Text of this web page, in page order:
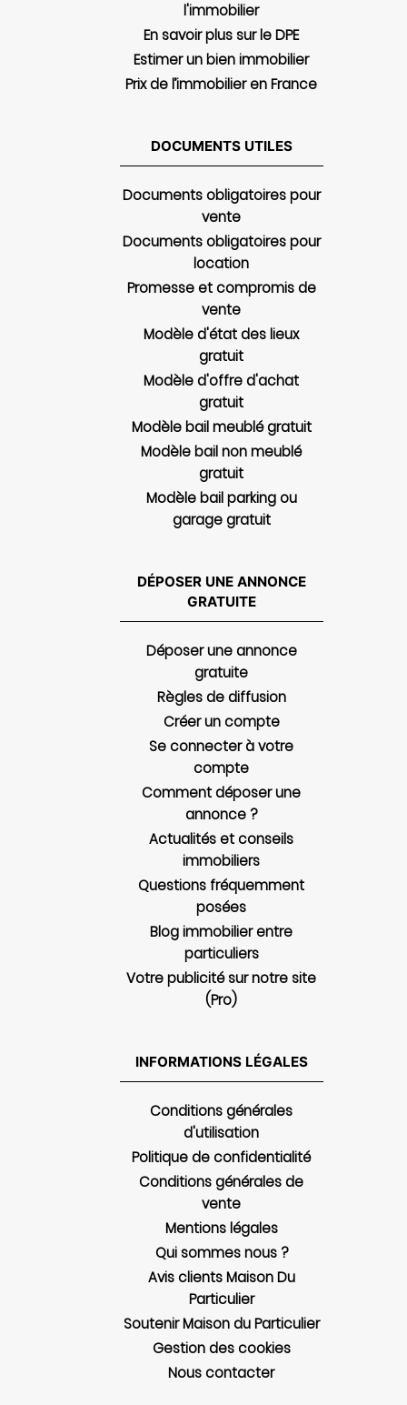
l'immobilier
En savoir plus sur le DPE
Estimer un bien immobilier
Prix de l’immobilier en France
DOCUMENTS UTILES
Documents obligatoires pour
vente
Documents obligatoires pour
location
Promesse et compromis de
vente
Modèle d'état des lieux
gratuit
Modèle d'offre d'achat
gratuit
Modèle bail meublé gratuit
Modèle bail non meublé
gratuit
Modèle bail parking ou
garage gratuit
DÉPOSER UNE ANNONCE
GRATUITE
Déposer une annonce
gratuite
Règles de diffusion
Créer un compte
Se connecter à votre
compte
Comment déposer une
annonce ?
Actualités et conseils
immobiliers
Questions fréquemment
posées
Blog immobilier entre
particuliers
Votre publicité sur notre site
(Pro)
INFORMATIONS LÉGALES
Conditions générales
d'utilisation
Politique de confidentialité
Conditions générales de
vente
Mentions légales
Qui sommes nous ?
Avis clients Maison Du
Particulier
Soutenir Maison du Particulier
Gestion des cookies
Nous contacter